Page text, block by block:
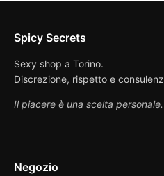
Spicy Secrets
Sexy shop a Torino.
Discrezione, rispetto e
Il piacere è una scelta personale.
Negozio